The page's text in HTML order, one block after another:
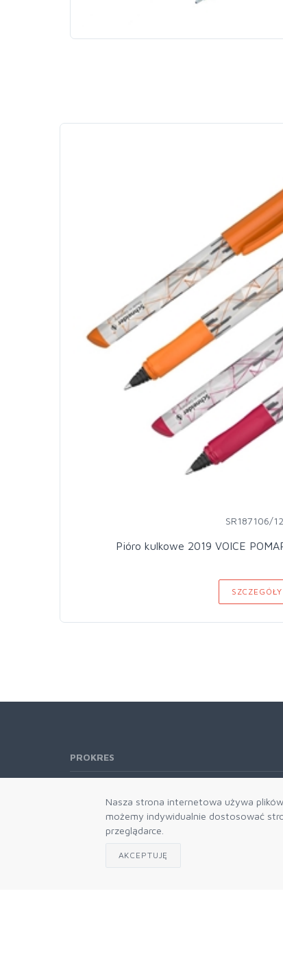
Nasza strona internetowa używa
możemy indywidualnie dostosować
przeglądarce.
AKCEPTUJĘ
SR187106/
Pióro kulkowe 2019 VOICE
SZCZEGÓŁY
PROKRES
61 866-92-98
666-021-660
Dział handlowy email: prokres@prokres.pl